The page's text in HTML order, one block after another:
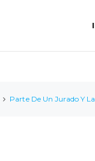
Parte De Un Jurado Y